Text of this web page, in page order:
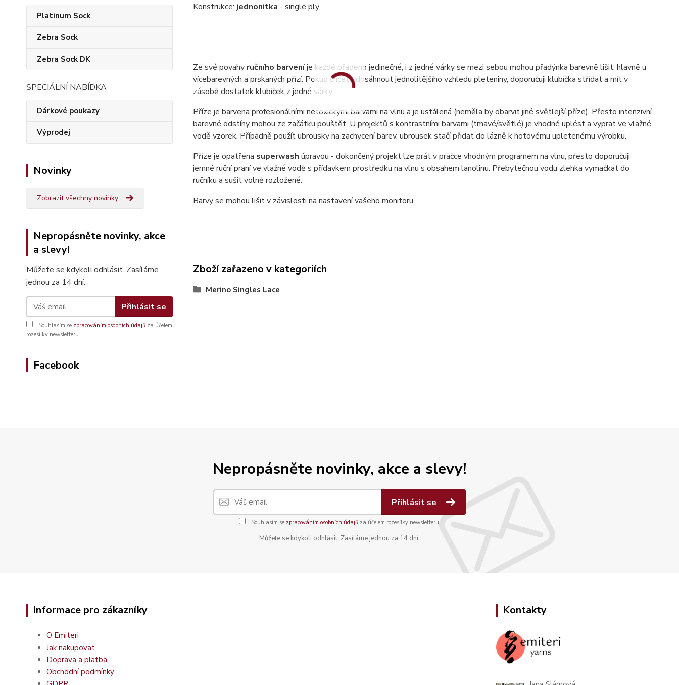
Platinum Sock
Zebra Sock
Zebra Sock DK
SPECIÁLNÍ NABÍDKA
Dárkové poukazy
Výprodej
Novinky
Zobrazit všechny novinky
Nepropásněte novinky, akce
a slevy!
Můžete se kdykoli odhlásit. Zasíláme
jednou za 14 dní.
Přihlásit se
Souhlasím se zpracováním osobních údajů za účelem
rozesílky newsletteru.
Facebook
Konstrukce: jednonitka - single ply
Ze své povahyručního barveníje každé přadeno jedinečné, i z jedné várky se mezi sebou mohou přadýnka barevně lišit, hlavně u
vícebarevných a prskaných přízí. Pokud chcete dosáhnout jednolitějšího vzhledu pleteniny, doporučuji klubíčka střídat a mít v
zásobě dostatek klubíček z jedné várky.
Příze je barvena profesionálními netoxickými barvami na vlnu a je ustálená (neměla by obarvit jiné světlejší příze). Přesto intenzivní
barevné odstíny mohou ze začátku pouštět. U projektů s kontrastními barvami (tmavé/světlé) je vhodné uplést a vyprat ve vlažné
vodě vzorek. Případně použít ubrousky na zachycení barev, ubrousek stačí přidat do lázně k hotovému upletenému výrobku.
Příze je opatřena superwash úpravou - dokončený projekt lze prát v pračce vhodným programem na vlnu, přesto doporučuji
jemné ruční praní ve vlažné vodě s přídavkem prostředku na vlnu s obsahem lanolinu. Přebytečnou vodu zlehka vymačkat do
ručníku a sušit volně rozložené.
Barvy se mohou lišit v závislosti na nastavení vašeho monitoru.
Zboží zařazeno v kategoriích
Merino Singles Lace
Nepropásněte novinky, akce a slevy!
Přihlásit se
Souhlasím se zpracováním osobních údajůza účelem rozesílky newsletteru.
Můžete se kdykoli odhlásit. Zasíláme jednou za 14 dní.
Informace pro zákazníky
O Emiteri
Jak nakupovat
Doprava a platba
Obchodní podmínky
Kontakty